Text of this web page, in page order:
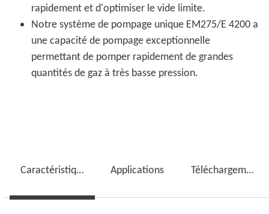
rapidement et d'optimiser le vide limite.
Notre système de pompage unique EM275/E 4200 a
une capacité de pompage exceptionnelle
permettant de pomper rapidement de grandes
quantités de gaz à très basse pression.
Caractéristiques techniques Applications Téléchargements